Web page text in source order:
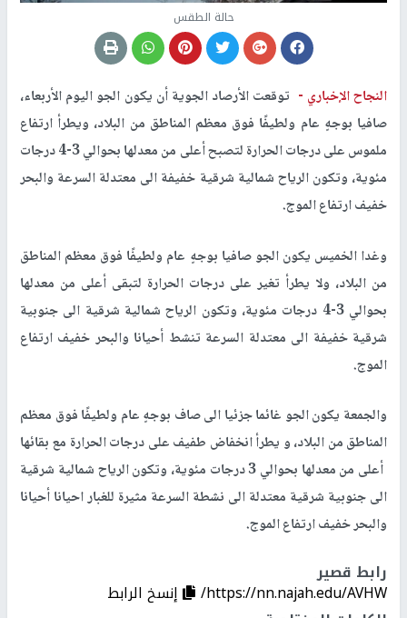
حالة الطقس
النجاح الإخباري - توقعت الأرصاد الجوية أن يكون الجو اليوم الأربعاء،
صافيا بوجهٍ عام ولطيفًا فوق معظم المناطق من البلاد، ويطرأ ارتفاع
ملموس على درجات الحرارة لتصبح أعلى من معدلها بحوالي 3-4 درجات
مئوية، وتكون الرياح شمالية شرقية خفيفة الى معتدلة السرعة والبحر
خفيف ارتفاع الموج.
وغدا الخميس يكون الجو صافيا بوجهٍ عام ولطيفًا فوق معظم المناطق
من البلاد، ولا يطرأ تغير على درجات الحرارة لتبقى أعلى من معدلها
بحوالي 3-4 درجات مئوية، وتكون الرياح شمالية شرقية الى جنوبية
شرقية خفيفة الى معتدلة السرعة تنشط أحيانا والبحر خفيف ارتفاع
الموج.
والجمعة يكون الجو غائما جزئيا الى صاف بوجهٍ عام ولطيفًا فوق معظم
المناطق من البلاد، و يطرأ انخفاض طفيف على درجات الحرارة مع بقائها
أعلى من معدلها بحوالي 3 درجات مئوية، وتكون الرياح شمالية شرقية
الى جنوبية شرقية معتدلة الى نشطة السرعة مثيرة للغبار احيانا أحيانا
والبحر خفيف ارتفاع الموج.
رابط قصير
https://nn.najah.edu/AVHW/
إنسخ الرابط